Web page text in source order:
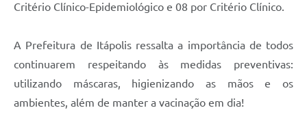
Notícias
Galeria de Vídeos
Projetos
Critério Clínico-Epidemiológico e 08 por Critério Clínico.
A Prefeitura de Itápolis ressalta a importância de todos
continuarem respeitando às medidas preventivas:
utilizando máscaras, higienizando as mãos e os
ambientes, além de manter a vacinação em dia!